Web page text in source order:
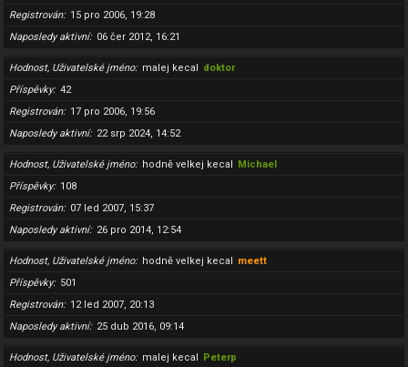
Registrován
15 pro 2006, 19:28
Naposledy aktivní
06 čer 2012, 16:21
Hodnost, Uživatelské jméno malej kecal doktor
Příspěvky
42
Registrován
17 pro 2006, 19:56
Naposledy aktivní
22 srp 2024, 14:52
Hodnost, Uživatelské jméno hodně velkej kecal Michael
Příspěvky
108
Registrován
07 led 2007, 15:37
Naposledy aktivní
26 pro 2014, 12:54
Hodnost, Uživatelské jméno hodně velkej kecal meett
Příspěvky
501
Registrován
12 led 2007, 20:13
Naposledy aktivní
25 dub 2016, 09:14
Hodnost, Uživatelské jméno malej kecal Peterp